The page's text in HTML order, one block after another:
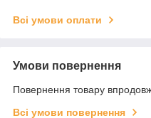
Всі умови оплати
Умови повернення
Повернення товару
Всі умови повернення